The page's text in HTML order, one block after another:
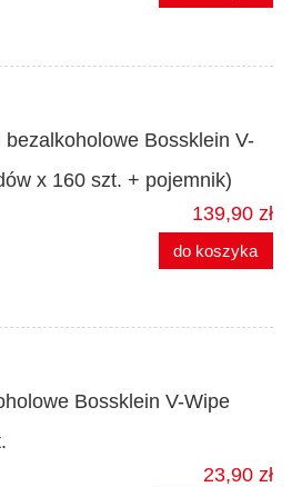
Bossklein V-
x 160 szt. + pojemnik)
139,90 zł
do koszyka
Bossklein V-Wipe
23,90 zł